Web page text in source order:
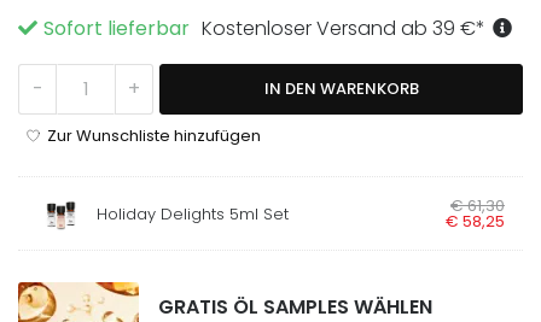
Sofort lieferbar Kostenloser Versand ab 39 €*
-
Winter 5ml Menge
+ IN DEN WARENKORB
Zur Wunschliste hinzufügen
Holiday Delights 5ml Set €61,30
€ 58,25
GRATIS ÖL SAMPLES WÄHLEN